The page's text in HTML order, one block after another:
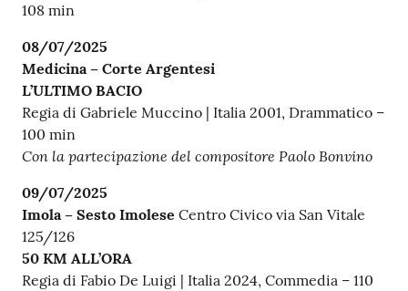
108 min
08/07/2025
Medicina – Corte Argentesi
L’ULTIMO BACIO
Regia di Gabriele Muccino | Italia 2001, Drammatico –
100 min
Con la partecipazione del compositore Paolo Bonvino
09/07/2025
Imola – Sesto Imolese Centro Civico via San Vitale
125/126
50 KM ALL’ORA
Regia di Fabio De Luigi | Italia 2024, Commedia – 110